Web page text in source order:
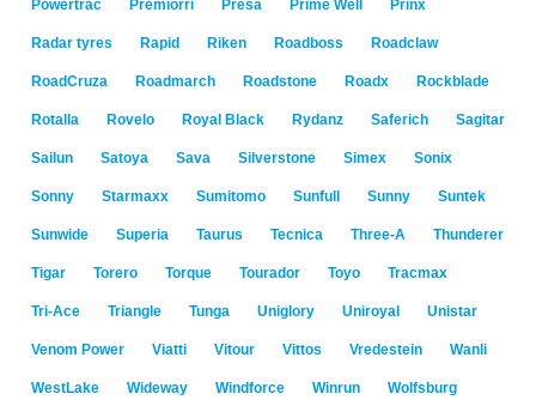
Powertrac Premiorri Presa Prime Well Prinx
Radar tyres Rapid Riken Roadboss Roadclaw
RoadCruza Roadmarch Roadstone Roadx Rockblade
Rotalla Rovelo Royal Black Rydanz Saferich Sagitar
Sailun Satoya Sava Silverstone Simex Sonix
Sonny Starmaxx Sumitomo Sunfull Sunny Suntek
Sunwide Superia Taurus Tecnica Three-A Thunderer
Tigar Torero Torque Tourador Toyo Tracmax
Tri-Ace Triangle Tunga Uniglory Uniroyal Unistar
Venom Power Viatti Vitour Vittos Vredestein Wanli
WestLake Wideway Windforce Winrun Wolfsburg